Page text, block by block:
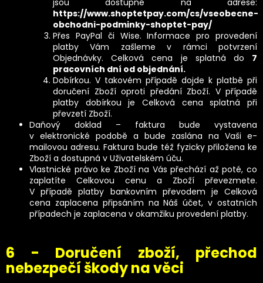
https://www.shoptetpay.com/cs/vseobecne-
obchodni-podminky-shoptet-pay/
Přes PayPal či Wise. Informace pro provedení
platby Vám zašleme v rámci potvrzení
Objednávky. Celková cena je splatná do 7
pracovních dní od objednání.
Dobírkou. V takovém případě dojde k platbě při
doručení Zboží oproti předání Zboží. V případě
platby dobírkou je Celková cena splatná při
převzetí Zboží.
Daňový doklad – faktura bude vystavena
v elektronické podobě a bude zaslána na Vaši e-
mailovou adresu. Faktura bude též fyzicky přiložena ke
Zboží a dostupná v Uživatelském úču.
Vlastnické právo ke Zboží na Vás přechází až poté, co
zaplatíte Celkovou cenu a Zboží převezmete.
V případě platby bankovním převodem je Celková
cena zaplacena připsáním na Náš účet, v ostatních
případech je zaplacena v okamžiku provedení platby.
6 - Doručení zboží, přechod
nebezpečí škody na věci